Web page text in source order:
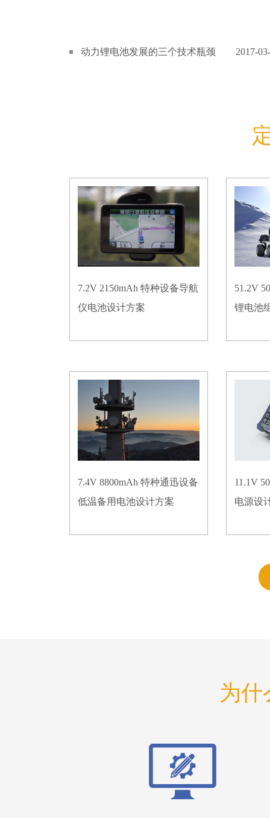
动力锂电池发展的三个技术瓶颈 2017-
7.2V 2150mAh 特种设备导航
仪电池设计方案
51.2V
锂电池
7.4V 8800mAh 特种通迅设备
低温备用电池设计方案
11.1V
电源设
为什